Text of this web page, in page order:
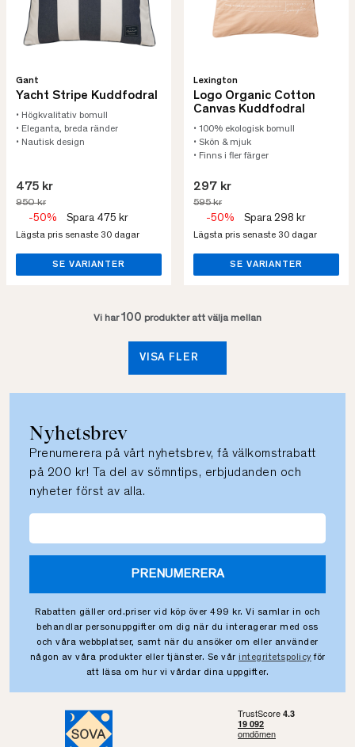
Gant
Yacht Stripe Kuddfodral
• Högkvalitativ bomull
• Eleganta, breda ränder
• Nautisk design
475 kr
950 kr
-50% Spara 475 kr
Lägsta pris senaste 30 dagar
SE VARIANTER
Lexington
Logo Organic Cotton
Canvas Kuddfodral
• 100% ekologisk bomull
• Skön & mjuk
• Finns i fler färger
297 kr
595 kr
-50% Spara 298 kr
Lägsta pris senaste 30 dagar
SE VARIANTER
Vi har100 produkter att välja mellan
VISA FLER
Nyhetsbrev
Prenumerera på vårt nyhetsbrev, få välkomstrabatt
på 200 kr! Ta del av sömntips, erbjudanden och
nyheter först av alla.
PRENUMERERA
Rabatten gäller ord.priser vid köp över 499 kr. Vi samlar in och
behandlar personuppgifter om dig när du interagerar med oss
och våra webbplatser, samt när du ansöker om eller använder
någon av våra produkter eller tjänster. Se vår integritetspolicy för
att läsa om hur vi vårdar dina uppgifter.